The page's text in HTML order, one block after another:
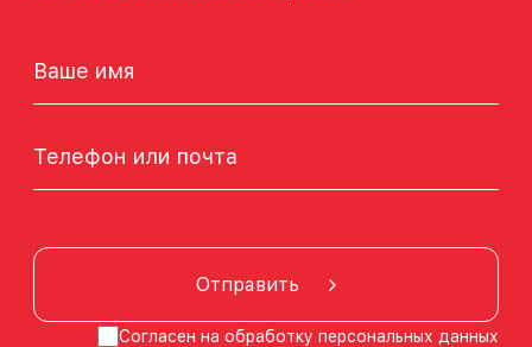
Отправить
Согласен на обработку персональных данных